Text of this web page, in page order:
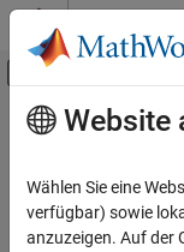
Weiter zum Inhalt
Startseite der
Aerospace Toolbox
Control and Stability
Hauptinhalt
Class:
Namespace:Aero
Website
Wählen Sie eine
verfügbar) sowie
anzuzeigen. Auf der